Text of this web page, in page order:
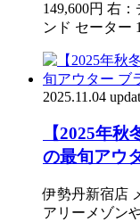
149,600円 右
ンド セーター
2025.11.04
【2025年
の最旬アウ
伊勢丹新宿店
アリーメゾン